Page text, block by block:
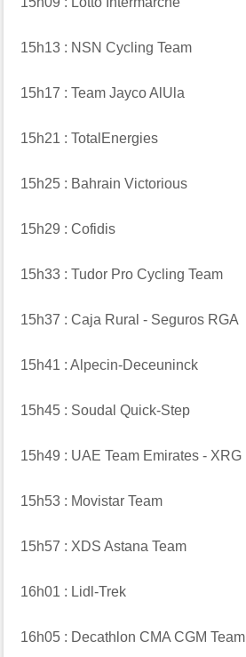
15h13 : NSN Cycling Team
15h17 : Team Jayco AlUla
15h21 : TotalEnergies
15h25 : Bahrain Victorious
15h29 : Cofidis
15h33 : Tudor Pro Cycling Team
15h37 : Caja Rural - Seguros RGA
15h41 : Alpecin-Deceuninck
15h45 : Soudal Quick-Step
15h49 : UAE Team Emirates - XRG
15h53 : Movistar Team
15h57 : XDS Astana Team
16h01 : Lidl-Trek
16h05 : Decathlon CMA CGM Team